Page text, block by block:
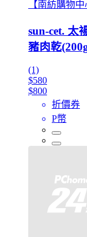
【南紡購物中
sun-cet. 太
豬肉乾
(1)
$580
$800
折價券
P幣